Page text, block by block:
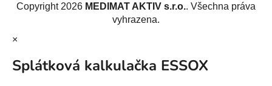
Copyright 2026 MEDIMAT AKTIV s.r.o.. Všechna práva
vyhrazena.
×
Splátková kalkulačka ESSOX